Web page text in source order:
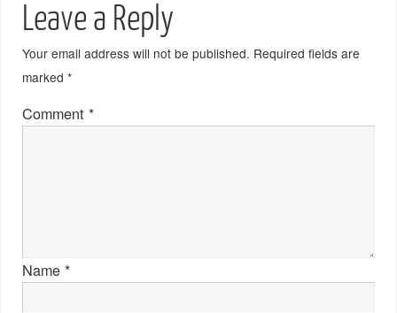
Leave a Reply
Your email address will not be published. Required fields are
marked*
Comment*
Name*